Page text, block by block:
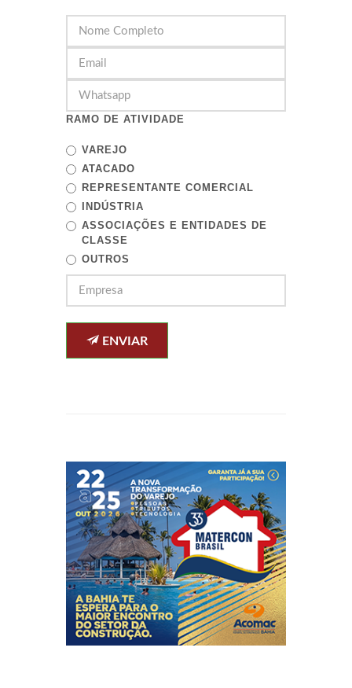
RAMO DE ATIVIDADE
VAREJO
ATACADO
REPRESENTANTE COMERCIAL
INDÚSTRIA
ASSOCIAÇÕES E ENTIDADES DE
CLASSE
OUTROS
ENVIAR